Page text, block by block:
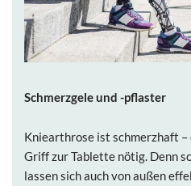
Schmerzgele und -pflaster
Kniearthrose ist schmerzhaft
Griff zur Tablette nötig. Denn
lassen sich auch von außen